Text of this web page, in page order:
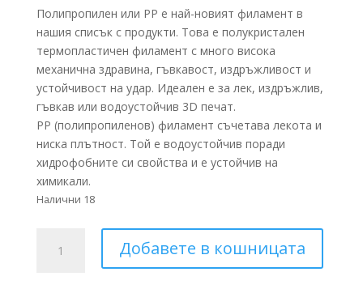
30,00 €.24,00
Полипропилен или PP е най-новият филамент в
нашия списък с продукти. Това е полукристален
термопластичен филамент с много висока
механична здравина, гъвкавост, издръжливост и
устойчивост на удар. Идеален е за лек, издръжлив,
гъвкав или водоустойчив 3D печат.
PP (полипропиленов) филамент съчетава лекота и
ниска плътност. Той е водоустойчив поради
хидрофобните си свойства и е устойчив на
химикали.
Налични 18
Добавете в кошницата